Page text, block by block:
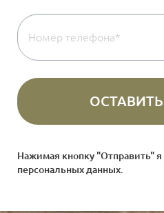
Нажимая кнопку "Отправить" я
персональных данных